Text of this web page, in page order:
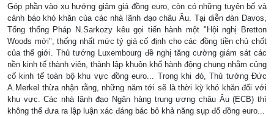
Góp phần vào xu hướng giảm giá đồng euro, còn có những tuyên bố và
cảnh báo khó khăn của các nhà lãnh đạo châu Âu. Tại diễn đàn Davos,
Tổng thống Pháp N.Sarkozy kêu gọi tiến hành một "Hội nghị Bretton
Woods mới", thống nhất mức tỷ giá cố định cho các đồng tiền chủ chốt
của thế giới. Thủ tướng Luxembourg đề nghị tăng cường giám sát các
nền kinh tế thành viên, thành lập khuôn khổ hành động chung nhằm củng
cố kinh tế toàn bộ khu vực đồng euro... Trong khi đó, Thủ tướng Ðức
A.Merkel thừa nhận rằng, những năm tới sẽ là thời kỳ khó khăn đối với
khu vực. Các nhà lãnh đạo Ngân hàng trung ương châu Âu (ECB) thì
không thể đưa ra lập luận xác đáng bác bỏ khả năng sụp đổ đồng euro...